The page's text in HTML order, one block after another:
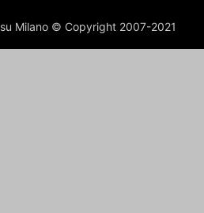
Milano © Copyright 2007-2021